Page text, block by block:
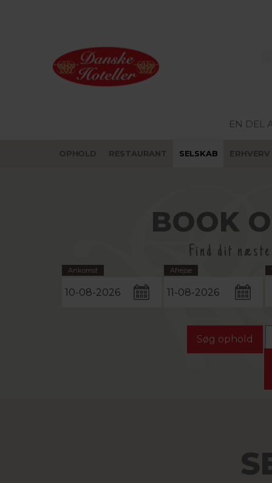
EN DEL
OPHOLD RESTAURANT SELSKAB ERHVERV
BOOK
Find dit
Ankomst Afrejse